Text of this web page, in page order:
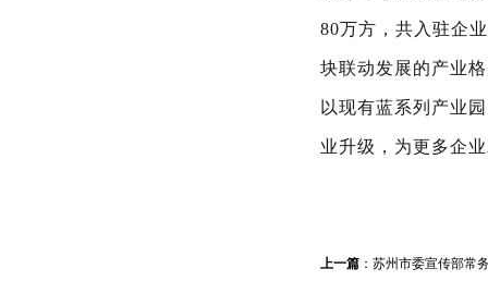
80万方，共入驻企
块联动发展的产业
以现有蓝系列产业
业升级，为更多企
上一篇 ： 苏州市委宣传部常